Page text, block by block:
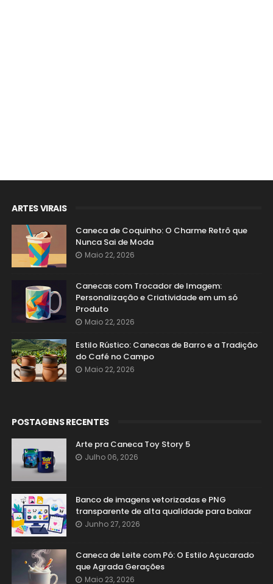
ARTES VIRAIS
Caneca de Coquinho: O Charme Retrô que
Nunca Sai de Moda
Maio 22, 2026
Canecas com Trocador de Imagem:
Personalização e Criatividade em um só
Produto
Maio 22, 2026
Estilo Rústico: Canecas de Barro e a Tradição
do Café no Campo
Maio 22, 2026
POSTAGENS RECENTES
Arte pra Caneca Toy Story 5
Julho 06, 2026
Banco de imagens vetorizadas e PNG
transparente de alta qualidade para baixar
Junho 27, 2026
Caneca de Leite com Pó: O Estilo Açucarado
que Agrada Gerações
Maio 23, 2026